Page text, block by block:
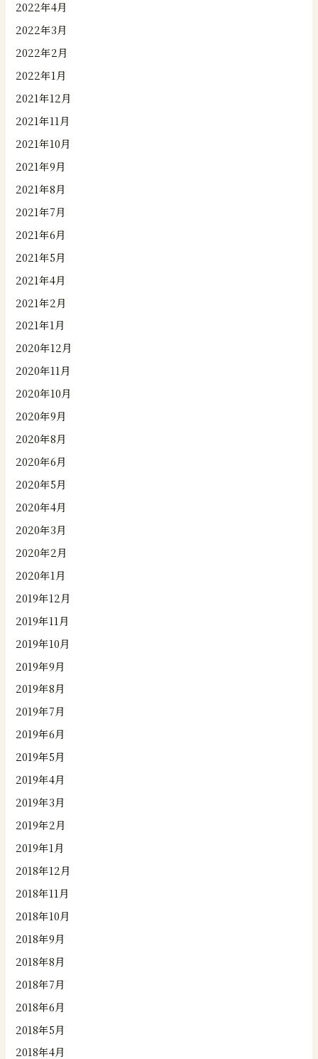
2022年4月
2022年3月
2022年2月
2022年1月
2021年12月
2021年11月
2021年10月
2021年9月
2021年8月
2021年7月
2021年6月
2021年5月
2021年4月
2021年2月
2021年1月
2020年12月
2020年11月
2020年10月
2020年9月
2020年8月
2020年6月
2020年5月
2020年4月
2020年3月
2020年2月
2020年1月
2019年12月
2019年11月
2019年10月
2019年9月
2019年8月
2019年7月
2019年6月
2019年5月
2019年4月
2019年3月
2019年2月
2019年1月
2018年12月
2018年11月
2018年10月
2018年9月
2018年8月
2018年7月
2018年6月
2018年5月
2018年4月